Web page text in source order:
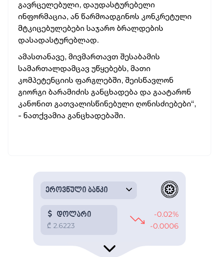
გავრცელებული, დაუდასტურებელი
ინფორმაცია, ან წარმოადგინოს კონკრეტული
მტკიცებულებები საჯარო ბრალდების
დასადასტურებლად.
ამასთანავე, მივმართავთ შესაბამის
სამართალდამცავ უწყებებს, მათი
კომპეტენციის ფარგლებში, შეისწავლონ
გიორგი ბარამიძის განცხადება და გაატარონ
კანონით გათვალისწინებული ღონისძიებები“,
- ნათქვამია განცხადებაში.